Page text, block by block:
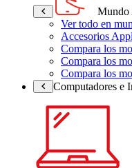
Mundo
Ver todo en
Accesorios
Compara los
Compara los
Compara los
Computadores e